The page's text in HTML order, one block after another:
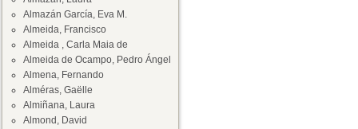
Almazán García, Eva M.
Almeida, Francisco
Almeida , Carla Maia de
Almeida de Ocampo, Pedro Ángel
Almena, Fernando
Alméras, Gaëlle
Almiñana, Laura
Almond, David